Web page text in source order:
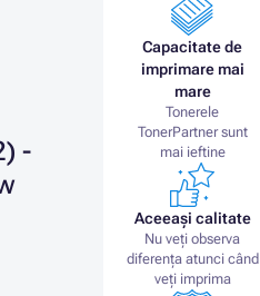
Capacitate de
imprimare mai
mare
Tonerele
TonerPartner sunt
mai ieftine
Aceeași calitate
Nu veți observa
diferența atunci când
veți imprima
-